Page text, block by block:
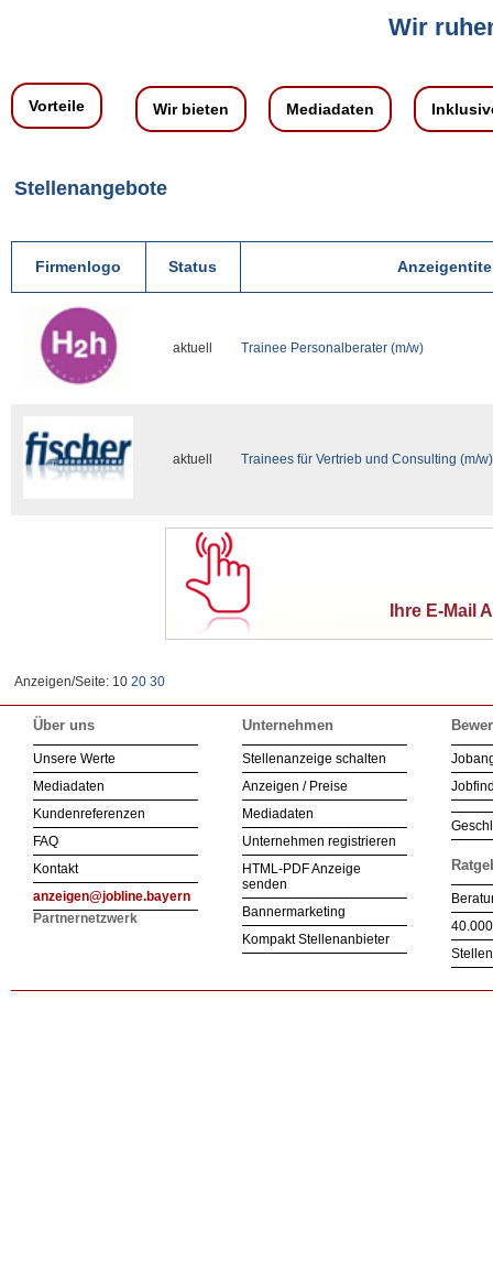
Wir
Vorteile Wir bieten Mediadaten
Stellenangebote
Firmenlogo Status
aktuell Trainee Personalberater (m/w)
aktuell Trainees für Vertrieb und Consulting (m/w)
Ihre E-Mail
Anzeigen/Seite: 10 20 30
Über uns
Unsere Werte
Mediadaten
Kundenreferenzen
FAQ
Kontakt
anzeigen@jobline.bayern
Partnernetzwerk
Unternehmen
Stellenanzeige schalten
Anzeigen / Preise
Mediadaten
Unternehmen registrieren
HTML-PDF Anzeige
senden
Bannermarketing
Kompakt Stellenanbieter